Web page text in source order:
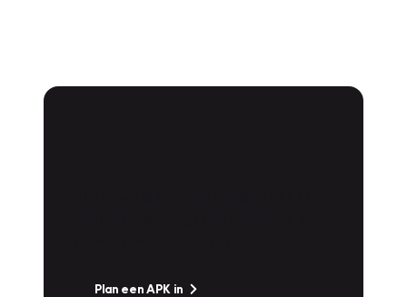
Plan een APK in